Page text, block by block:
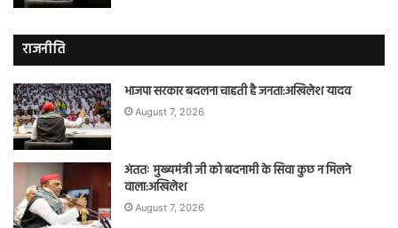
राजनीति
भाजपा सरकार बदलना चाहती है जनता:अखिलेश यादव
August 7, 2026
अंततः मुख्यमंत्री जी को बदनामी के सिवा कुछ न मिलने
वाला:अखिलेश
August 7, 2026